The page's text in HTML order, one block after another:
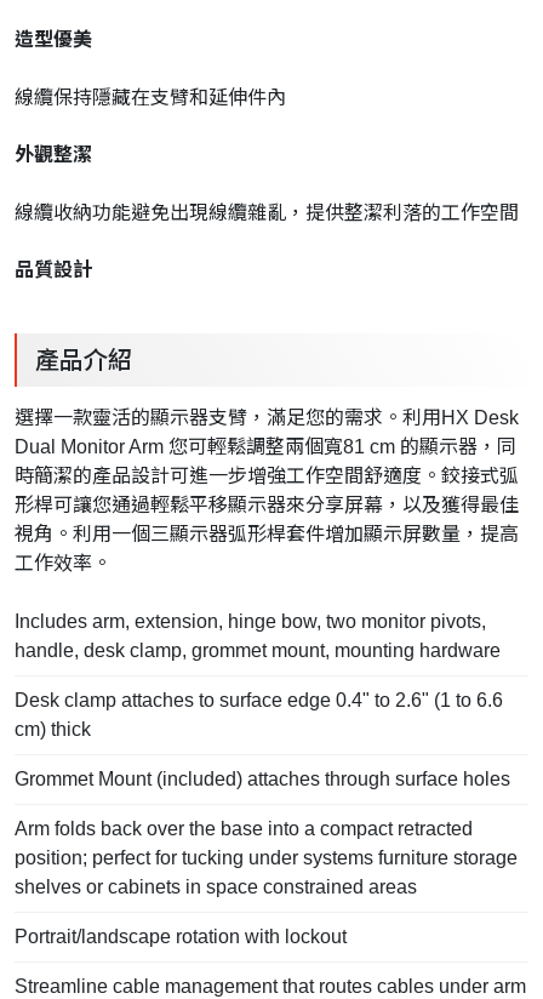
造型優美
線纜保持隱藏在支臂和延伸件內
外觀整潔
線纜收納功能避免出現線纜雜亂，提供整潔利落的工作空間
品質設計
產品介紹
選擇一款靈活的顯示器支臂，滿足您的需求。 利用HX Desk
Dual Monitor Arm 您可輕鬆調整兩個寬81 cm 的顯示器，同
時簡潔的產品設計可進一步增強工作空間舒適度。 鉸接式弧
形桿可讓您通過輕鬆平移顯示器來分享屏幕，以及獲得最佳
視角。 利用一個三顯示器弧形桿套件增加顯示屏數量，提高
工作效率。
Includes arm, extension, hinge bow, two monitor pivots,
handle, desk clamp, grommet mount, mounting hardware
Desk clamp attaches to surface edge 0.4" to 2.6" (1 to 6.6
cm) thick
Grommet Mount (included) attaches through surface holes
Arm folds back over the base into a compact retracted
position; perfect for tucking under systems furniture storage
shelves or cabinets in space constrained areas
Portrait/landscape rotation with lockout
Streamline cable management that routes cables under arm